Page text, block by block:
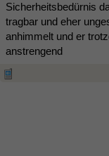
Sicherheitsbedürnis
tragbar und eher
anhimmelt und er
anstrengend